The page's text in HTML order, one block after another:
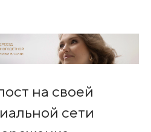
на своей
сети